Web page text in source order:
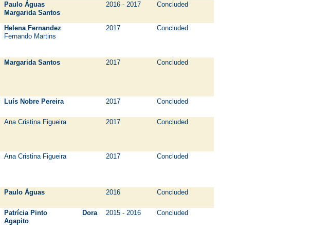
Paulo Águas
Margarida Santos
2016 - 2017 Concluded
Helena Fernandez
Fernando Martins
2017 Concluded
Margarida Santos 2017 Concluded
Luís Nobre Pereira 2017 Concluded
Ana Cristina Figueira 2017 Concluded
Ana Cristina Figueira 2017 Concluded
Paulo Águas 2016 Concluded
Patrícia Pinto Dora
Agapito
2015 - 2016 Concluded